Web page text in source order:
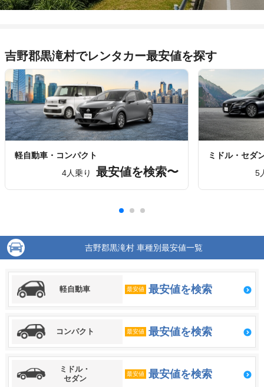
吉野郡黒滝村でレンタカー最安値を探す
軽自動車・コンパクト
4人乗り
最安値を検索〜
ミドル・セダ
5
吉野郡黒滝村 車種別最安値一覧
軽自動車 最安値 最安値を検索
コンパクト 最安値 最安値を検索
ミドル・
セダン
最安値 最安値を検索